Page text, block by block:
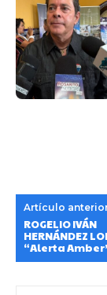
Artículo
ROGELIO IVÁN
HERNÁNDEZ
“Alerta